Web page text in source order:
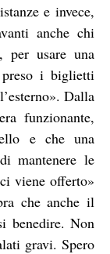
e invece,
anche chi
per usare una
preso i biglietti
Dalla
funzionante,
e che una
mantenere le
viene offerto»
che anche il
benedire. Non
gravi. Spero